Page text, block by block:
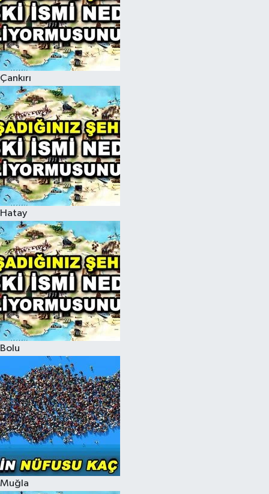
Çankırı
Hatay
Bolu
Muğla